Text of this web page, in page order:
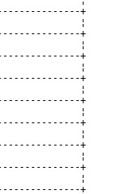
+
¦
+
¦
+
¦
+
¦
+
¦
+
¦
+
¦
+
¦
+